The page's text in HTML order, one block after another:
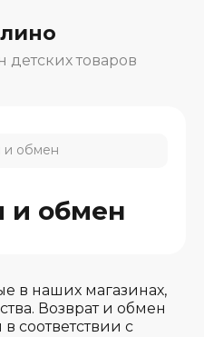
детских товаров
и обмен
и обмен
в наших магазинах,
Возврат и обмен
соответствии с